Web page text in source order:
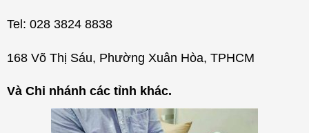
Tel: 028 3824 8838
168 Võ Thị Sáu, Phường Xuân Hòa, TPHCM
Và Chi nhánh các tỉnh khác.